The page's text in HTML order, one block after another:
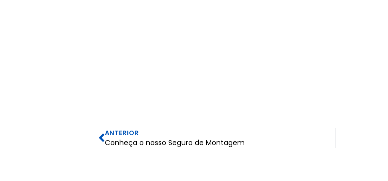
ANTERIOR
Conheça o nosso Seguro de Montagem